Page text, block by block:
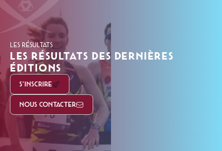
LES RÉSULTATS
LES RÉSULTATS DES DERNIÈRES
ÉDITIONS
S'INSCRIRE
NOUS CONTACTER